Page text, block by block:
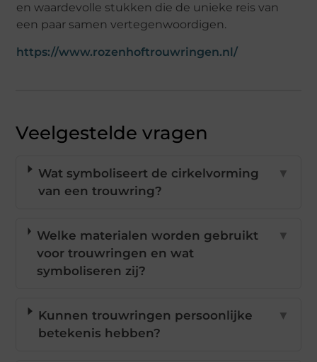
en waardevolle stukken die de unieke reis van
een paar samen vertegenwoordigen.
https://www.rozenhoftrouwringen.nl/
Veelgestelde vragen
Wat symboliseert de cirkelvorming
van een trouwring?
▼
Welke materialen worden gebruikt
voor trouwringen en wat
symboliseren zij?
▼
Kunnen trouwringen persoonlijke
betekenis hebben?
▼